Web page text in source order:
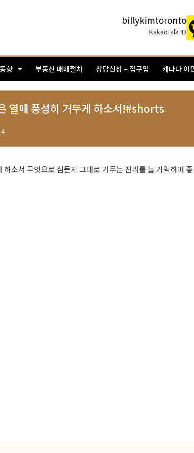
billykimtoronto
KakaoTalk ID
향 부동산 매매절차 상담신청 – 집구입 캐나다 이
열매 풍성히 거두게 하소서!#shorts
소서 무엇으로 심든지 그대로 거두는 진리를 늘 기억하며